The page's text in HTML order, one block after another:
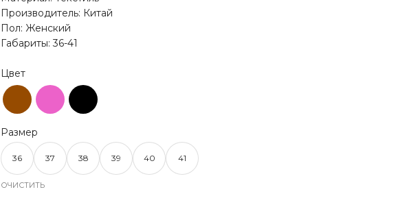
Производитель: Китай
Пол: Женский
Габариты: 36-41
36 37 38 39 40 41
ОЧИСТИТЬ